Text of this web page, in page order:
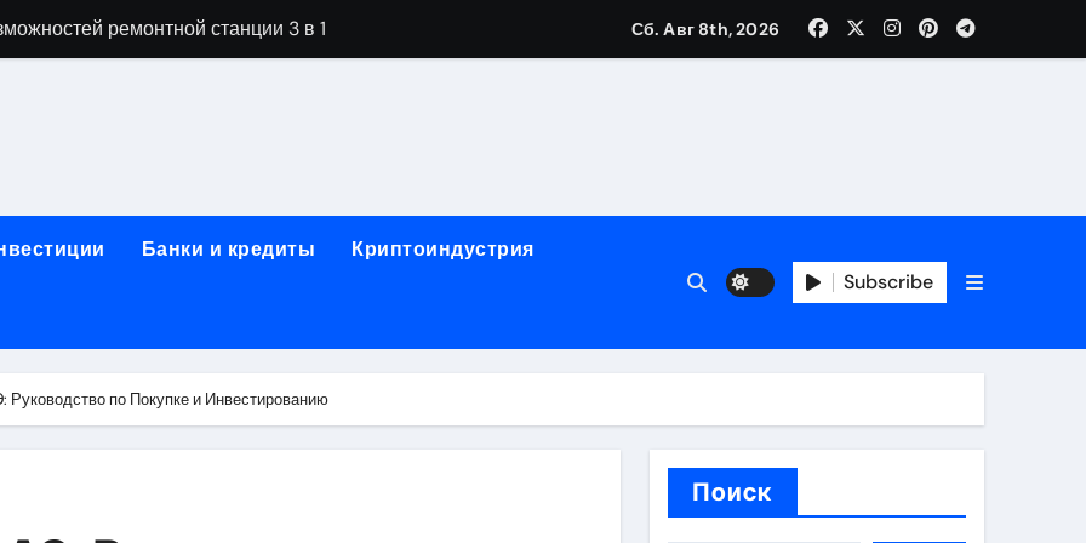
ремонтной станции 3 в 1
изоляции для промышленных объектов и конструкций
онлайн-образования в сфере актуальных профессий
регистрация, разрешение споров и правовые аспекты авторского и патентного права
в USDT: механизм работы, риски и правовой статус услуг без верификации
Сб. Авг 8th, 2026
Банки и кредиты Криптоиндустрия
Subscribe
по Покупке и Инвестированию
Поиск